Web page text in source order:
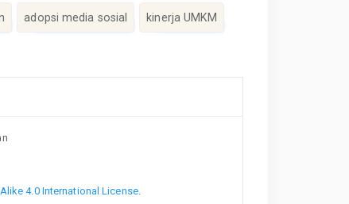
adopsi media sosial kinerja UMKM
4.0 International License.